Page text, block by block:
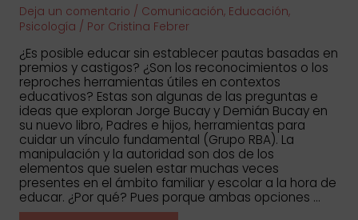
Deja un comentario / Comunicación, Educación,
Psicología / Por Cristina Febrer
¿Es posible educar sin establecer pautas basadas en
premios y castigos? ¿Son los reconocimientos o los
reproches herramientas útiles en contextos
educativos? Estas son algunas de las preguntas e
ideas que exploran Jorge Bucay y Demián Bucay en
su nuevo libro, Padres e hijos, herramientas para
cuidar un vínculo fundamental (Grupo RBA). La
manipulación y la autoridad son dos de los
elementos que suelen estar muchas veces
presentes en el ámbito familiar y escolar a la hora de
educar. ¿Por qué? Pues porque ambas opciones …